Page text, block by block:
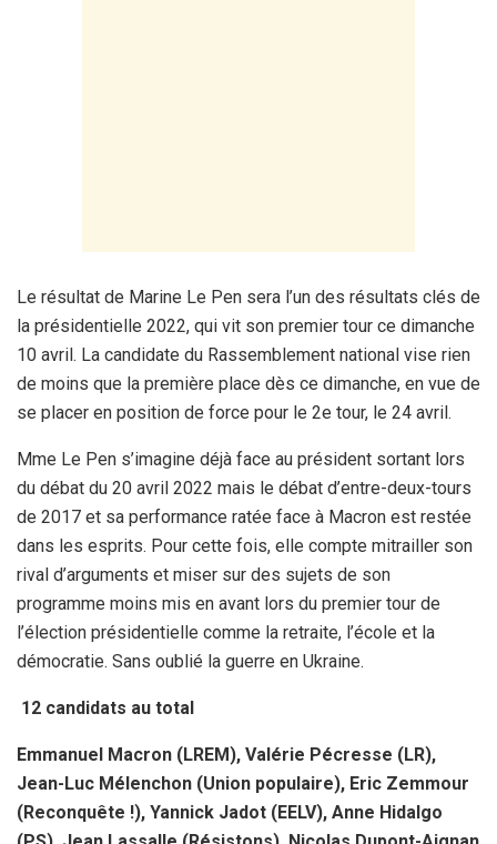
Le résultat de Marine Le Pen sera l’un des résultats clés de
la présidentielle 2022, qui vit son premier tour ce dimanche
10 avril. La candidate du Rassemblement national vise rien
de moins que la première place dès ce dimanche, en vue de
se placer en position de force pour le 2e tour, le 24 avril.
Mme Le Pen s’imagine déjà face au président sortant lors
du débat du 20 avril 2022 mais le débat d’entre-deux-tours
de 2017 et sa performance ratée face à Macron est restée
dans les esprits. Pour cette fois, elle compte mitrailler son
rival d’arguments et miser sur des sujets de son
programme moins mis en avant lors du premier tour de
l’élection présidentielle comme la retraite, l’école et la
démocratie. Sans oublié la guerre en Ukraine.
12 candidats au total
Emmanuel Macron (LREM), Valérie Pécresse (LR),
Jean-Luc Mélenchon (Union populaire), Eric Zemmour
(Reconquête !), Yannick Jadot (EELV), Anne Hidalgo